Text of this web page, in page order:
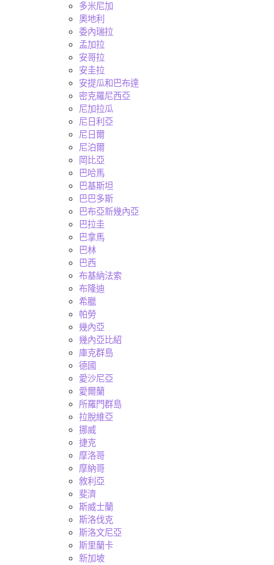
多米尼加
奧地利
委內瑞拉
孟加拉
安哥拉
安圭拉
安提瓜和巴布達
密克羅尼西亞
尼加拉瓜
尼日利亞
尼日爾
尼泊爾
岡比亞
巴哈馬
巴基斯坦
巴巴多斯
巴布亞新幾內亞
巴拉圭
巴拿馬
巴林
巴西
布基納法索
布隆迪
希臘
帕勞
幾內亞
幾內亞比紹
庫克群島
德國
愛沙尼亞
愛爾蘭
所羅門群島
拉脫維亞
挪威
捷克
摩洛哥
摩納哥
敘利亞
斐濟
斯威士蘭
斯洛伐克
斯洛文尼亞
斯里蘭卡
新加坡